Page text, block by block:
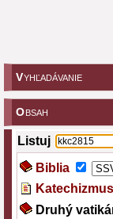
VYHĽADÁVANIE
OBSAH
Listuj